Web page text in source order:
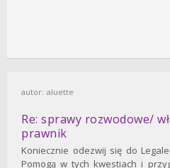
autor: aluette
Re: sprawy rozwodowe/
prawnik
Koniecznie odezwij się do
Pomogą w tych kwestiach i